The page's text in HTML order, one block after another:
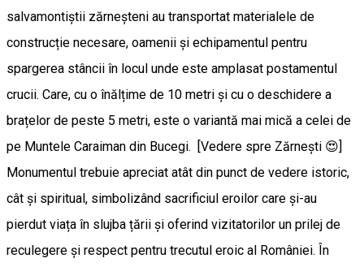
salvamontiștii zărneșteni au transportat materialele de
construcție necesare, oamenii și echipamentul pentru
spargerea stâncii în locul unde este amplasat postamentul
crucii. Care, cu o înălțime de 10 metri și cu o deschidere a
brațelor de peste 5 metri, este o variantă mai mică a celei de
pe Muntele Caraiman din Bucegi. [Vedere spre Zărnești 😍]
Monumentul trebuie apreciat atât din punct de vedere istoric,
cât și spiritual, simbolizând sacrificiul eroilor care și-au
pierdut viața în slujba țării și oferind vizitatorilor un prilej de
reculegere și respect pentru trecutul eroic al României. În